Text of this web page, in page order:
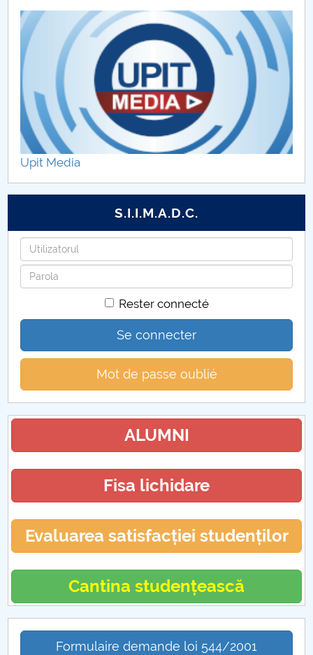
Upit Media
S.I.I.M.A.D.C.
Identifiant
Mot
de
Rester connecté
Se connecter
Mot de passe oublié
ALUMNI
Fisa lichidare
Evaluarea satisfacției studenților
Cantina studențească
Formulaire demande loi 544/2001